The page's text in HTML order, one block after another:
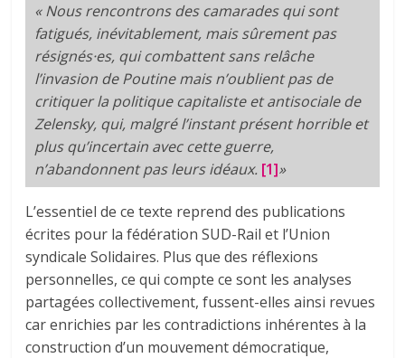
« Nous rencontrons des camarades qui sont
fatigués, inévitablement, mais sûrement pas
résignés·es, qui combattent sans relâche
l’invasion de Poutine mais n’oublient pas de
critiquer la politique capitaliste et antisociale de
Zelensky, qui, malgré l’instant présent horrible et
plus qu’incertain avec cette guerre,
n’abandonnent pas leurs idéaux. [1]»
L’essentiel de ce texte reprend des publications
écrites pour la fédération SUD-Rail et l’Union
syndicale Solidaires. Plus que des réflexions
personnelles, ce qui compte ce sont les analyses
partagées collectivement, fussent-elles ainsi revues
car enrichies par les contradictions inhérentes à la
construction d’un mouvement démocratique,